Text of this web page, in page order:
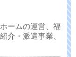
ームの運営、福
介・派遣事業、